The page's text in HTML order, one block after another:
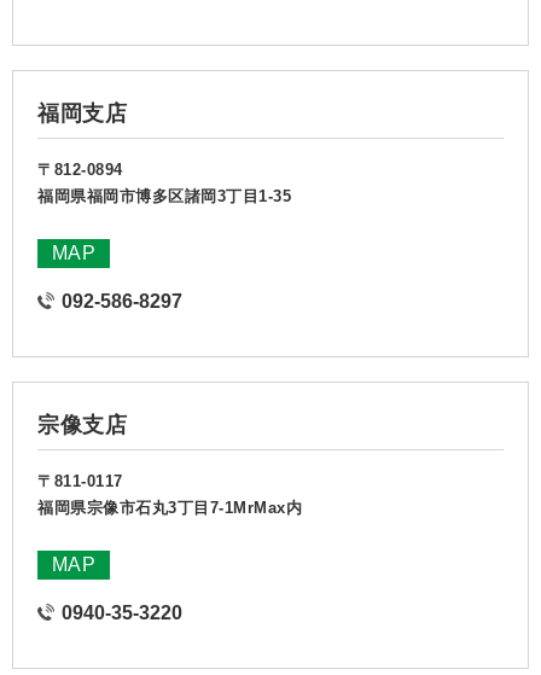
福岡支店
〒812-0894
福岡県福岡市博多区諸岡3丁目1-35
MAP
092-586-8297
宗像支店
〒811-0117
福岡県宗像市石丸3丁目7-1MrMax内
MAP
0940-35-3220